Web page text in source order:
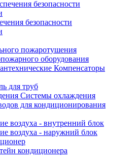
безопасности
пожаротушения
оборудования
Компенсаторы
для труб
Системы охлаждения
для кондиционирования
воздуха - внутренний блок
воздуха - наружний блок
кондиционера